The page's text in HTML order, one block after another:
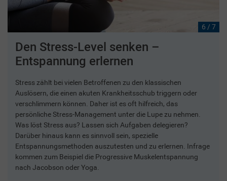
6 / 7
Den Stress-Level senken –
Entspannung erlernen
Stress zählt bei vielen Betroffenen zu den klassischen
Auslösern, die einen akuten Krankheitsschub triggern oder
verschlimmern können. Daher ist es oft hilfreich, das
persönliche Stress-Management unter die Lupe zu nehmen.
Was löst Stress aus? Lassen sich Aufgaben delegieren?
Darüber hinaus kann es sinnvoll sein, spezielle
Entspannungsmethoden auszutesten und zu erlernen. Infrage
kommen zum Beispiel die Progressive Muskelentspannung
nach Jacobson oder Yoga.